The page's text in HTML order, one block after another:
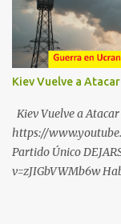
Kiev Vuelve a
Kiev Vuelve a
https://
Partido Único
v=zJIGbVWMb6w